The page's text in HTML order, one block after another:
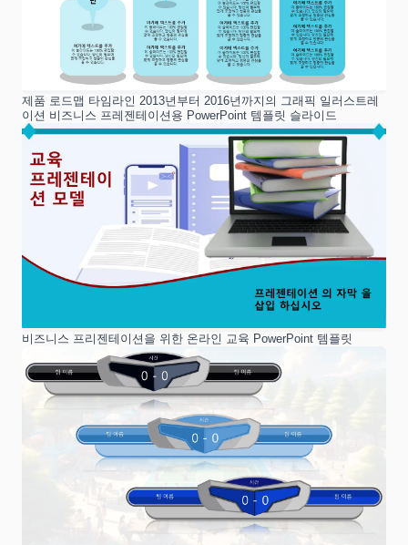
제품 로드맵 타임라인 2013년부터 2016년까지의 그래픽 일러스트레
이션 비즈니스 프레젠테이션용 PowerPoint 템플릿 슬라이드
비즈니스 프리젠테이션을 위한 온라인 교육 PowerPoint 템플릿